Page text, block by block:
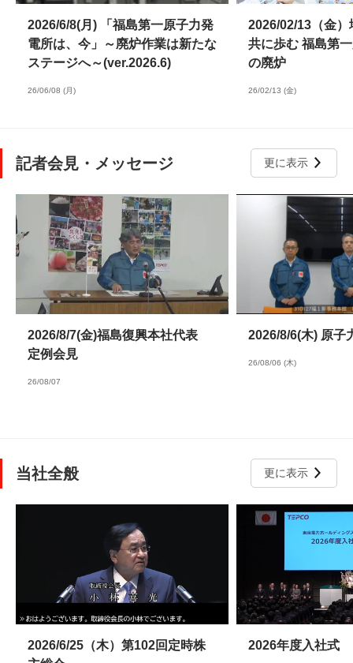
2026/6/8(月) 「福島第一原子力発
電所は、今」～廃炉作業は新たな
ステージへ～(ver.2026.6)
26/06/08 (月)
2026/02/13（金
共に歩む 福島第
の廃炉
26/02/13 (金)
記者会見・メッセージ 更に表示
2026/8/7(金)福島復興本社代表
定例会見
26/08/07
2026/8/6(木) 原子
26/08/06 (木)
当社全般 更に表示
2026/6/25（木）第102回定時株
2026年度入社式